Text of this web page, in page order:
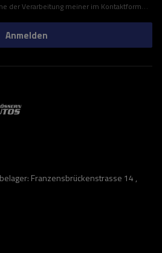
personenbezogenen Daten gemäß der Verordnung (EU) des Europäischen Parlaments und des Rates zu.
Anmelden
Franzensbrückenstrasse 14 ,